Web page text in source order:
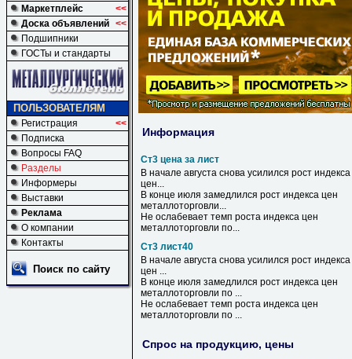
Маркетплейс
<<
Доска объявлений <<
Подшипники
ГОСТы и стандарты
ПОЛЬЗОВАТЕЛЯМ
Регистрация
<<
Подписка
Вопросы FAQ
Разделы
Информеры
Выставки
Реклама
О компании
Контакты
Поиск по сайту
Информация
Ст3 цена за лист
В начале августа снова усилился рост индекса
цен...
В конце июля замедлился рост индекса цен
металлоторговли...
Не ослабевает темп роста индекса цен
металлоторговли по...
Ст3 лист40
В начале августа снова усилился рост индекса
цен ...
В конце июля замедлился рост индекса цен
металлоторговли по ...
Не ослабевает темп роста индекса цен
металлоторговли по ...
Спрос на продукцию, цены